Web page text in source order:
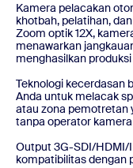
Kamera pelacakan
khotbah, pelatihan,
Zoom optik 12X,
menawarkan
menghasilkan
Teknologi kecerdasan
Anda untuk melacak
atau zona pemotretan
tanpa operator kamera
Output 3G-SDI/HDMI/
kompatibilitas dengan